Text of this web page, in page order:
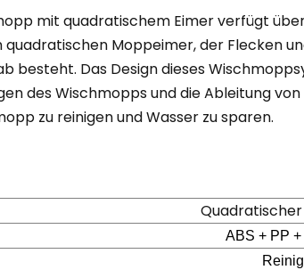
mit quadratischem Eimer verfügt
Moppeimer, der Flecken
besteht. Das Design dieses
des Wischmopps und die Ableitung
zu reinigen und Wasser zu sparen.
ABS + PP +